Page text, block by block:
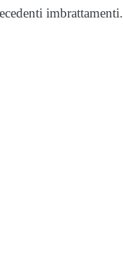
imbrattamenti.